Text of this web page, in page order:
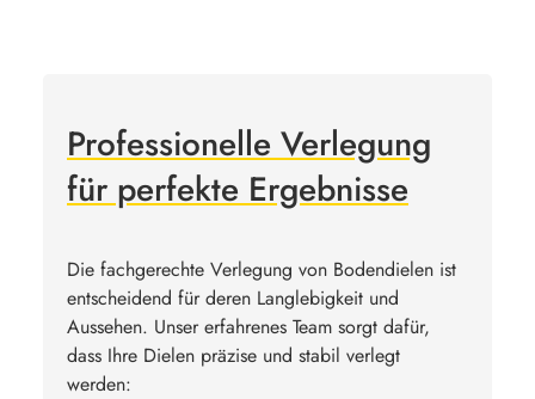
Professionelle Verlegung
für perfekte Ergebnisse
Die fachgerechte Verlegung von Bodendielen ist
entscheidend für deren Langlebigkeit und
Aussehen. Unser erfahrenes Team sorgt dafür,
dass Ihre Dielen präzise und stabil verlegt
werden: